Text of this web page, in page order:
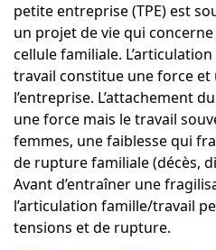
petite entreprise (TPE) est
un projet de vie qui
cellule familiale.
travail constitue une force et
l’entreprise. L’attachement
une force mais le travail
femmes, une faiblesse qui
de rupture familiale (décès,
Avant d’entraîner une
l’articulation famille/travail
tensions et de rupture.